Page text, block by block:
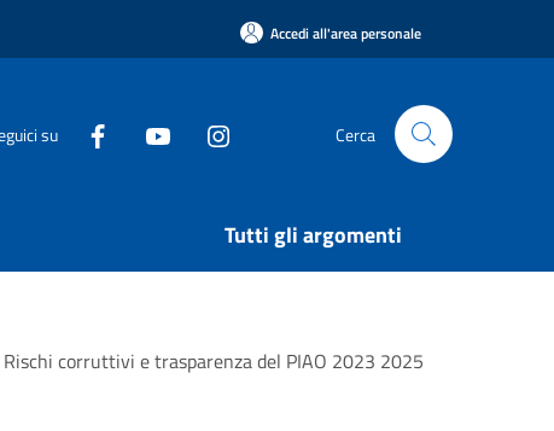
Accedi all'area personale
su Cerca
Tutti gli argomenti
corruttivi e trasparenza del PIAO 2023 2025